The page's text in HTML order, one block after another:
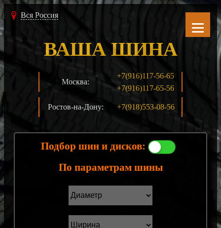
Вся Россия
Москва:
+7(916)117-56-65
+7(916)117-65-56
Ростов-на-Дону: +7(918)553-08-56
ВАША ШИНА
Подбор шин и дисков:
По параметрам шины